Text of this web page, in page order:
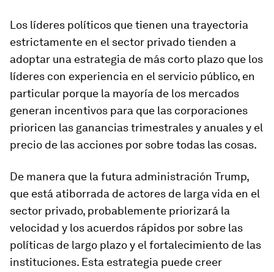
Los líderes políticos que tienen una trayectoria
estrictamente en el sector privado tienden a
adoptar una estrategia de más corto plazo que los
líderes con experiencia en el servicio público, en
particular porque la mayoría de los mercados
generan incentivos para que las corporaciones
prioricen las ganancias trimestrales y anuales y el
precio de las acciones por sobre todas las cosas.
De manera que la futura administración Trump,
que está atiborrada de actores de larga vida en el
sector privado, probablemente priorizará la
velocidad y los acuerdos rápidos por sobre las
políticas de largo plazo y el fortalecimiento de las
instituciones. Esta estrategia puede creer